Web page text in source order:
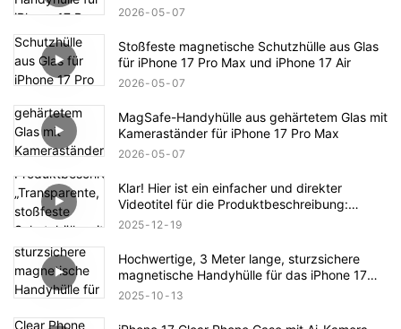
2026 05 07
Stoßfeste magnetische Schutzhülle aus Glas
für iPhone 17 Pro Max und iPhone 17 Air
2026 05 07
MagSafe-Handyhülle aus gehärtetem Glas mit
Kameraständer für iPhone 17 Pro Max
2026 05 07
Klar! Hier ist ein einfacher und direkter
Videotitel für die Produktbeschreibung:
„Transparente, stoßfeste Schutzhülle mit
Vollständige Produktübersicht“
2025 12 19
Hochwertige, 3 Meter lange, sturzsichere
magnetische Handyhülle für das iPhone 17
Pro Max – Produktbeschreibung
2025 10 13